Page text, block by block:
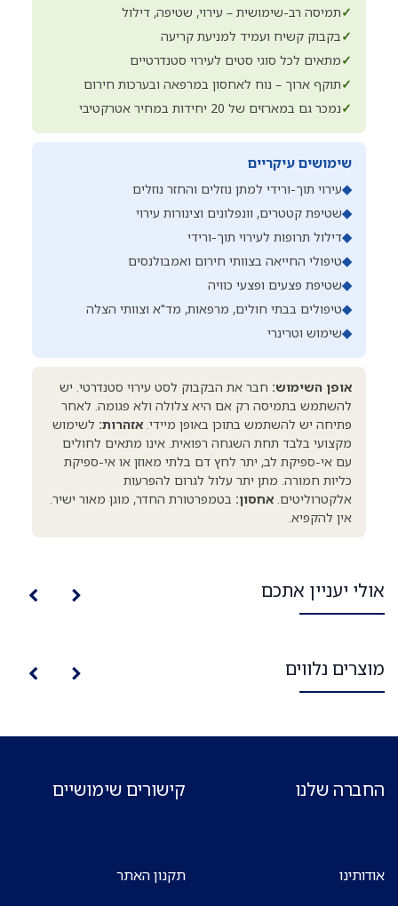
✓תמיסה רב-שימושית – עירוי, שטיפה, דילול
✓בקבוק קשיח ועמיד למניעת קריעה
✓מתאים לכל סוגי סטים לעירוי סטנדרטיים
✓תוקף ארוך – נוח לאחסון במרפאה ובערכות חירום
✓נמכר גם במארזים של 20 יחידות במחיר אטרקטיבי
שימושים עיקריים
◆עירוי תוך-ורידי למתן נוזלים והחזר נוזלים
◆שטיפת קטטרים, וונפלונים וצינורות עירוי
◆דילול תרופות לעירוי תוך-ורידי
◆טיפולי החייאה בצוותי חירום ואמבולנסים
◆שטיפת פצעים ופצעי כוויה
◆טיפולים בבתי חולים, מרפאות, מד"א וצוותי הצלה
◆שימוש וטרינרי
אופן השימוש: חבר את הבקבוק לסט עירוי סטנדרטי. יש
להשתמש בתמיסה רק אם היא צלולה ולא פגומה. לאחר
פתיחה יש להשתמש בתוכן באופן מיידי. אזהרות: לשימוש
מקצועי בלבד תחת השגחה רפואית. אינו מתאים לחולים
עם אי-ספיקת לב, יתר לחץ דם בלתי מאוזן או אי-ספיקת
כליות חמורה. מתן יתר עלול לגרום להפרעות
אלקטרוליטים. אחסון: בטמפרטורת החדר, מוגן מאור ישיר.
אין להקפיא.
אולי יעניין אתכם
מוצרים נלווים
החברה שלנו
אודותינו
קישורים שימושיים
תקנון האתר